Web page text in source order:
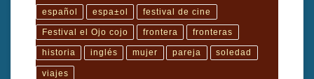
español espa±ol festival de cine
Festival el Ojo cojo frontera fronteras
historia inglés mujer pareja soledad
viajes